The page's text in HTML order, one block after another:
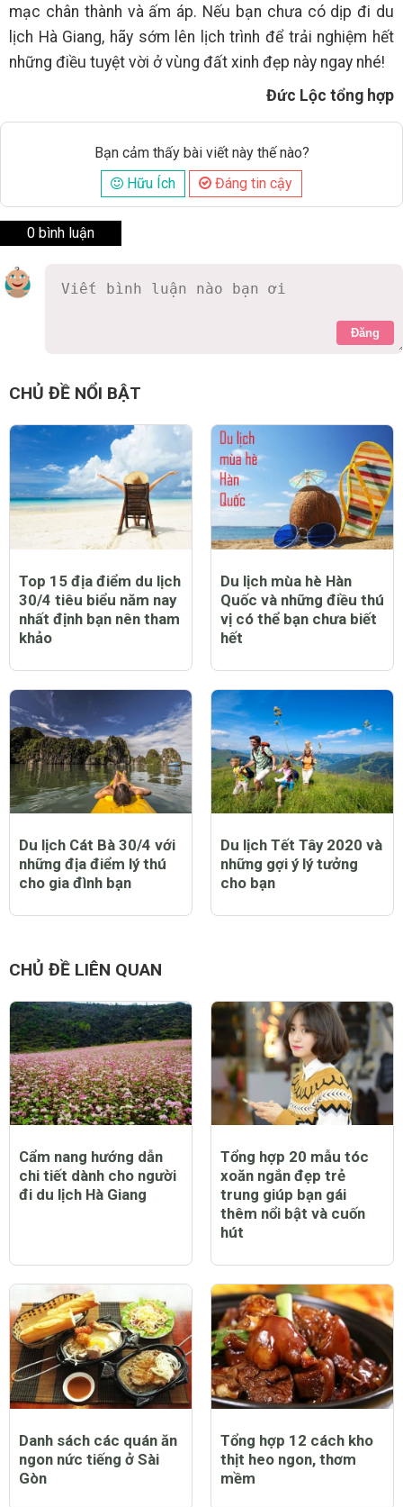
mạc chân thành và ấm áp. Nếu bạn chưa có dịp đi du
lịch Hà Giang, hãy sớm lên lịch trình để trải nghiệm hết
những điều tuyệt vời ở vùng đất xinh đẹp này ngay nhé!
Đức Lộc tổng hợp
Bạn cảm thấy bài viết này thế nào?
Hữu Ích
Đáng tin cậy
0 bình luận
Đăng
CHỦ ĐỀ NỔI BẬT
Top 15 địa điểm du lịch
30/4 tiêu biểu năm nay
nhất định bạn nên tham
khảo
Du lịch mùa hè Hàn
Quốc và những điều thú
vị có thể bạn chưa biết
hết
Du lịch Cát Bà 30/4 với
những địa điểm lý thú
cho gia đình bạn
Du lịch Tết Tây 2020 và
những gợi ý lý tưởng
cho bạn
CHỦ ĐỀ LIÊN QUAN
Cẩm nang hướng dẫn
chi tiết dành cho người
đi du lịch Hà Giang
Tổng hợp 20 mẫu tóc
xoăn ngắn đẹp trẻ
trung giúp bạn gái
thêm nổi bật và cuốn
hút
Danh sách các quán ăn
ngon nức tiếng ở Sài
Gòn
Tổng hợp 12 cách kho
thịt heo ngon, thơm
mềm